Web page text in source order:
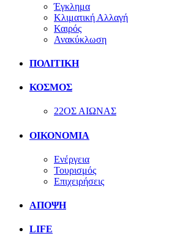
Έγκλημα
Κλιματική Αλλαγή
Καιρός
Ανακύκλωση
ΠΟΛΙΤΙΚΗ
ΚΟΣΜΟΣ
22ΟΣ ΑΙΩΝΑΣ
ΟΙΚΟΝΟΜΙΑ
Ενέργεια
Τουρισμός
Επιχειρήσεις
ΑΠΟΨΗ
LIFE